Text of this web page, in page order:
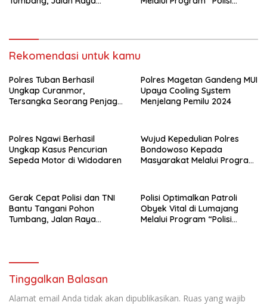
Rekomendasi untuk kamu
Polres Tuban Berhasil
Ungkap Curanmor,
Tersangka Seorang Penjaga
Polres Magetan Gandeng MUI
Upaya Cooling System
Menjelang Pemilu 2024
Polres Ngawi Berhasil
Ungkap Kasus Pencurian
Sepeda Motor di Widodaren
Wujud Kepedulian Polres
Bondowoso Kepada
Masyarakat Melalui Program
Gerak Cepat Polisi dan TNI
Bantu Tangani Pohon
Tumbang, Jalan Raya
Polisi Optimalkan Patroli
Obyek Vital di Lumajang
Melalui Program “Polisi
Tinggalkan Balasan
Alamat email Anda tidak akan dipublikasikan. Ruas yang wajib